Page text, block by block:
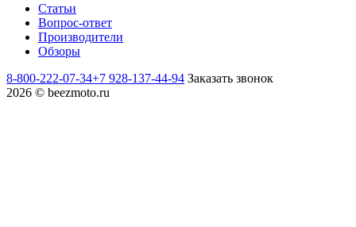
Статьи
Вопрос-ответ
Производители
Обзоры
8-800-222-07-34+7 928-137-44-94 Заказать звонок
2026 © beezmoto.ru